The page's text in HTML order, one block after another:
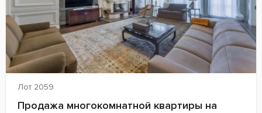
Лот 2059
Продажа многокомнатной квартиры на